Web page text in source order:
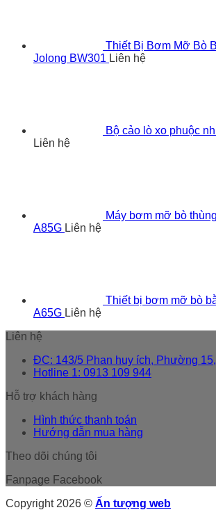
Thiết Bị Bơm Mỡ Bò
Jolong BW301 Liên hệ
Bộ cảo lò xo phuộc
Liên hệ
Máy bơm mỡ bò
A85G Liên hệ
Thiết bị bơm mỡ bò
A65G Liên hệ
Liên hệ
ĐC: 143/5 Phan huy ích, Phường
Hotline 1: 0913 109 944
Hỗ trợ khách hàng
Hình thức thanh toán
Hướng dẫn mua hàng
Theo dõi chúng tôi
Fanpage Facebook
Copyright 2026 © Ấn tượng web